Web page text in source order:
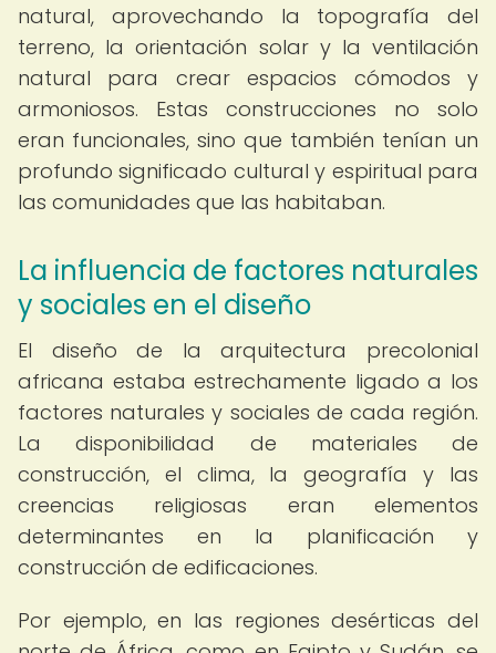
natural, aprovechando la topografía del
terreno, la orientación solar y la ventilación
natural para crear espacios cómodos y
armoniosos. Estas construcciones no solo
eran funcionales, sino que también tenían un
profundo significado cultural y espiritual para
las comunidades que las habitaban.
La influencia de factores naturales
y sociales en el diseño
El diseño de la arquitectura precolonial
africana estaba estrechamente ligado a los
factores naturales y sociales de cada región.
La disponibilidad de materiales de
construcción, el clima, la geografía y las
creencias religiosas eran elementos
determinantes en la planificación y
construcción de edificaciones.
Por ejemplo, en las regiones desérticas del